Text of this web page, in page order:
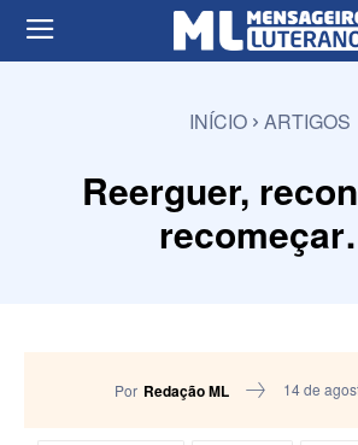
INÍCIO ARTIGOS
Reerguer,
Por Redação ML 14 de